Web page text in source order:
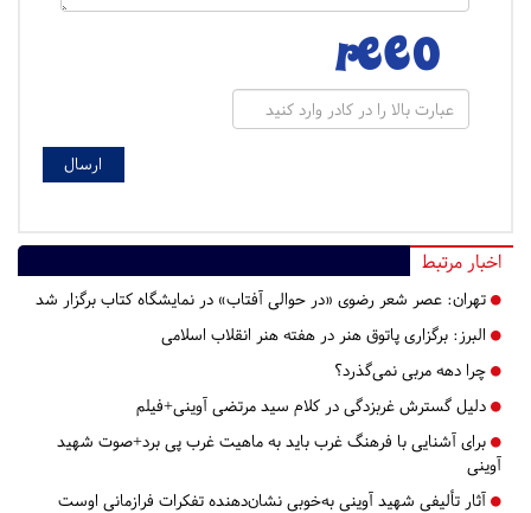
اخبار مرتبط
تهران: عصر شعر رضوی «در حوالی آفتاب» در نمایشگاه کتاب برگزار شد
البرز: برگزاری پاتوق هنر در هفته هنر انقلاب اسلامی
چرا دهه مربی نمی‌گذرد؟
دلیل گسترش غربزدگی در کلام سید مرتضی آوینی+فیلم
برای آشنایی با فرهنگ غرب باید به ماهیت غرب پی برد+صوت شهید
آوینی
آثار تألیفی شهید آوینی به‌خوبی نشان‌دهنده تفکرات فرازمانی اوست